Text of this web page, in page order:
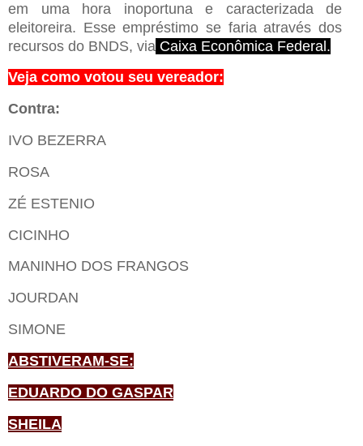
em uma hora inoportuna e caracterizada de
eleitoreira. Esse empréstimo se faria através dos
recursos do BNDS, via Caixa Econômica Federal.
Veja como votou seu vereador:
Contra:
IVO BEZERRA
ROSA
ZÉ ESTENIO
CICINHO
MANINHO DOS FRANGOS
JOURDAN
SIMONE
ABSTIVERAM-SE:
EDUARDO DO GASPAR
SHEILA